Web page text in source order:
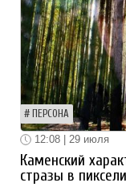
ПЕРСОНА
12:08 | 29 июля
Каменский
стразы в пиксели